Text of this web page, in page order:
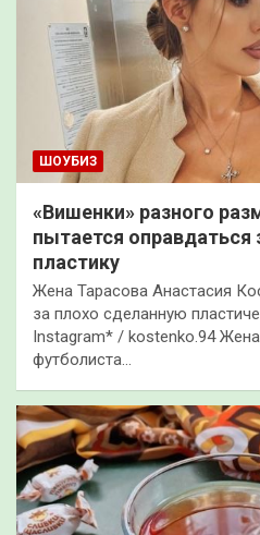
ШОУБИЗ
«Вишенки» разного
пытается оправдаться
пластику
Жена Тарасова Анастасия
за плохо сделанную
Instagram* / kostenko.94
футболиста…